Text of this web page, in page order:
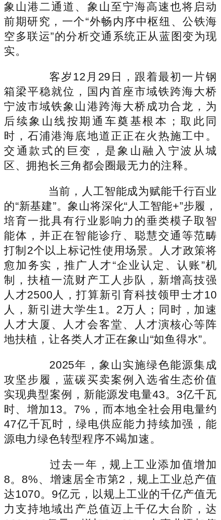
象山港二通道、象山至宁海高速也将启动
前期研究，一个“外畅内序中枢纽、公铁海
空多联运”的分析交通系统正从蓝图变为现
实。
客岁12月29日，跟着最初一片钢
箱梁平稳就位，国内首座市域铁跨海大桥
宁波市域铁象山港跨海大桥成功合龙，为
后续象山线按期通车奠基根本；取此同
时，石浦港海底地道正正在火热施工中。
交通款式的巨变，是象山融入宁波从城
区、拥抱长三角都会圈最无力的注释。
当前，人工智能成为赋能千行百业
的“新基建”。象山将深化“人工智能+”步履，
培育一批具有行业影响力的垂类模子取智
能体，并正在智能诊疗、聪慧交通等范畴
打制2个以上标记性使用场景。人才政策将
愈加务实，推广人才“企业认定、认账”机
制，扶植一流财产工人步队，新增高技强
人才2500人，打算新引育科技领甲士才10
人，新引进大学生1。2万人；同时，加速
人才大厦、人才会客堂、人才演核心等阵
地扶植，让各类人才正在象山“如鱼得水”。
2025年，象山实施绿色能源集成
攻坚步履，蓝碳买卖案例入选省生态价值
实现典型案例，新能源发电量43。3亿千瓦
时、增加13。7%，而本地全社会用电量约
47亿千瓦时，绿电供应能力持续加强，能
源电力绿色转型程序不竭加速。
过去一年，规上工业添加值增加
8。8%、增速居全市第2，规上工业总产值
达1070。9亿元，以规上工业的千亿产值无
力支持地域出产总值迈上千亿大台阶，达